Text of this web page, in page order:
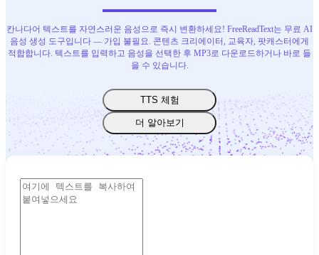
한국어
칸나다어 텍스트를 자연스러운 음성으로 즉시 변환하세요! FreeReadText는 무료 AI
음성 생성 도구입니다 — 가입 불필요. 콘텐츠 크리에이터, 교육자, 팟캐스터에게
적합합니다. 텍스트를 입력하고 음성을 선택한 후 MP3로 다운로드하거나 바로 들
을 수 있습니다.
TTS 체험
더 알아보기